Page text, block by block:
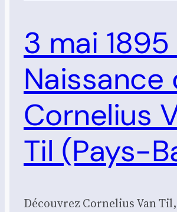
3 mai 1895
Naissance
Cornelius
Til (Pays-
Découvrez Cornelius Van